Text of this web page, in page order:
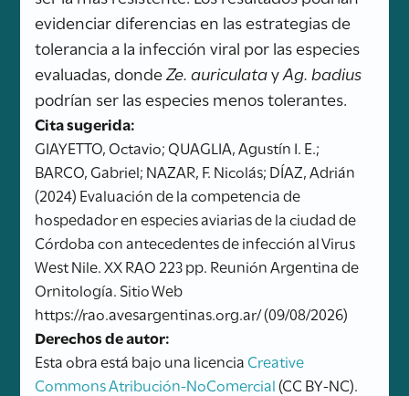
evidenciar diferencias en las estrategias de
tolerancia a la infección viral por las especies
evaluadas, dondeZe. auriculatayAg. badius
podrían ser las especies menos tolerantes.
Cita sugerida:
GIAYETTO, Octavio; QUAGLIA, Agustín I. E.;
BARCO, Gabriel; NAZAR, F. Nicolás; DÍAZ, Adrián
(2024) Evaluación de la competencia de
hospedador en especies aviarias de la ciudad de
Córdoba con antecedentes de infección al Virus
West Nile. XX RAO 223 pp. Reunión Argentina de
Ornitología. Sitio Web
https://rao.avesargentinas.org.ar/ (09/08/2026)
Derechos de autor:
Esta obra está bajo una licencia Creative
Commons Atribución-NoComercial(CC BY-NC).